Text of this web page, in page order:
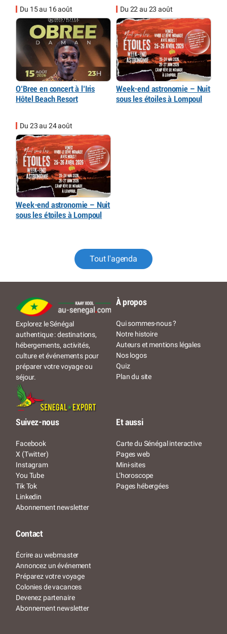
Du 15 au 16 août
O’Bree en concert à l’Iris
Hôtel Beach Resort
Du 22 au 23 août
Week-end astronomie – Nuit
sous les étoiles à Lompoul
Du 23 au 24 août
Week-end astronomie – Nuit
sous les étoiles à Lompoul
Tout l'agenda
Explorez le Sénégal
authentique : destinations,
hébergements, activités,
culture et événements pour
préparer votre voyage ou
séjour.
À propos
Qui sommes-nous ?
Notre histoire
Auteurs et mentions légales
Nos logos
Quiz
Plan du site
Suivez-nous
Facebook
X (Twitter)
Instagram
You Tube
Tik Tok
Linkedin
Abonnement newsletter
Et aussi
Carte du Sénégal interactive
Pages web
Mini-sites
L’horoscope
Pages hébergées
Contact
Écrire au webmaster
Annoncez un événement
Préparez votre voyage
Colonies de vacances
Devenez partenaire
Abonnement newsletter